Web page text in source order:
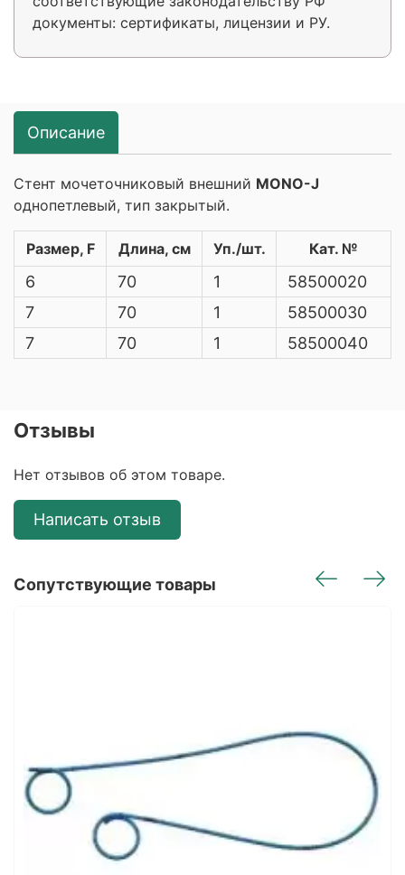
документы: сертификаты, лицензии и РУ.
Описание
Стент мочеточниковый внешний MONO-J
однопетлевый, тип закрытый.
Размер, F Длина, см Уп./шт. Кат. №
6 70 1
58500020
7
70 1
58500030
7
70 1 58500040
Отзывы
Нет отзывов об этом товаре.
Написать отзыв
Сопутствующие товары